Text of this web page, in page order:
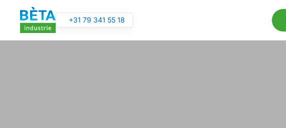
Overslaan en naar de inhoud gaan
+31 79 341 55 18